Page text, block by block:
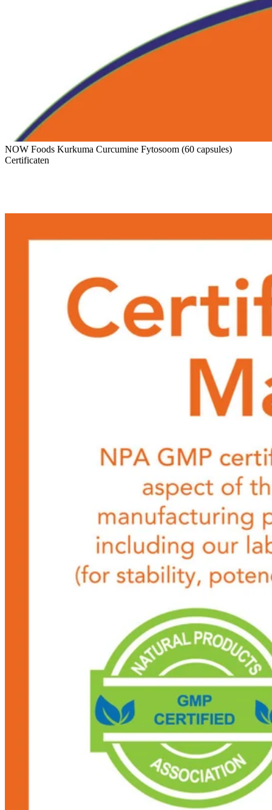
NOW Foods Kurkuma Curcumine Fytosoom (60 capsules)
Certificaten